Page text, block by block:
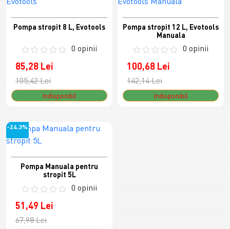
Pompa stropit 8 L, Evotools
0 opinii
85,28 Lei
105,42 Lei
Indisponibil
Pompa stropit 12 L, Evotools
Manuala
0 opinii
100,68 Lei
142,14 Lei
Indisponibil
-24.3%
Pompa Manuala pentru
stropit 5L
0 opinii
51,49 Lei
67,98 Lei